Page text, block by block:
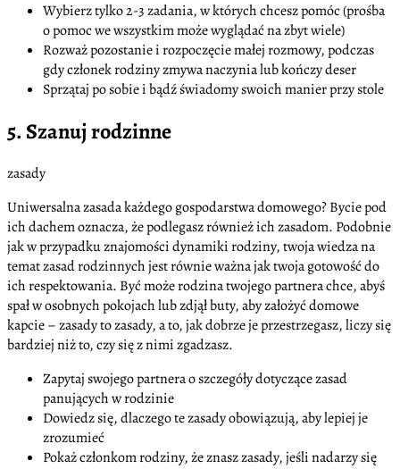
Wybierz tylko 2-3 zadania, w których chcesz pomóc (prośba
o pomoc we wszystkim może wyglądać na zbyt wiele)
Rozważ pozostanie i rozpoczęcie małej rozmowy, podczas
gdy członek rodziny zmywa naczynia lub kończy deser
Sprzątaj po sobie i bądź świadomy swoich manier przy stole
5. Szanuj rodzinne
zasady
Uniwersalna zasada każdego gospodarstwa domowego? Bycie pod
ich dachem oznacza, że podlegasz również ich zasadom. Podobnie
jak w przypadku znajomości dynamiki rodziny, twoja wiedza na
temat zasad rodzinnych jest równie ważna jak twoja gotowość do
ich respektowania. Być może rodzina twojego partnera chce, abyś
spał w osobnych pokojach lub zdjął buty, aby założyć domowe
kapcie – zasady to zasady, a to, jak dobrze je przestrzegasz, liczy się
bardziej niż to, czy się z nimi zgadzasz.
Zapytaj swojego partnera o szczegóły dotyczące zasad
panujących w rodzinie
Dowiedz się, dlaczego te zasady obowiązują, aby lepiej je
zrozumieć
Pokaż członkom rodziny, że znasz zasady, jeśli nadarzy się